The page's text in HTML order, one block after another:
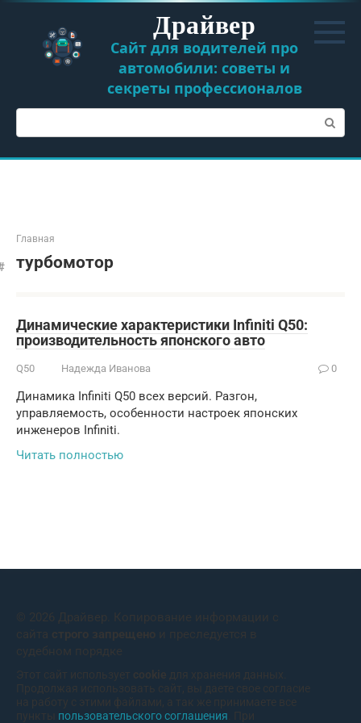
Перейти
контенту
Драйвер
Сайт для водителей про
автомобили: советы и
секреты профессионалов
Поиск:
Главная
турбомотор
Динамические характеристики Infiniti Q50:
производительность японского авто
Q50 Надежда Иванова 0
Динамика Infiniti Q50 всех версий. Разгон,
управляемость, особенности настроек японских
инженеров Infiniti.
Читать полностью
© 2026 Драйвер. Копирование информации с
сайта строго запрещено и преследуется в
судебном порядке
Этот сайт использует cookie для хранения данных.
Продолжая использовать сайт, вы даете свое согласие
на работу с этими файлами, а так же принимаете все
пункты пользовательского соглашения . При